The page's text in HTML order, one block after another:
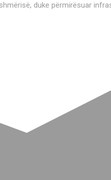
duke përmirësuar